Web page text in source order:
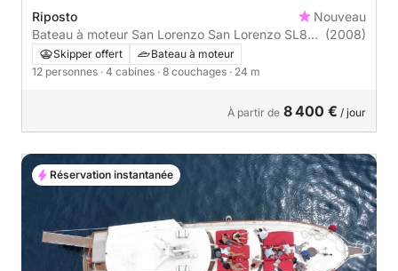
Riposto
Nouveau
Bateau à moteur San Lorenzo San Lorenzo SL82
Fly
(2008)
Skipper offert
Bateau à moteur
12 personnes · 4 cabines · 8 couchages · 24 m
À partir de 8 400 € / jour
Réservation instantanée